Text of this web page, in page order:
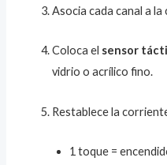
Asocia cada canal a
Coloca el sensor
vidrio o acrílico fino.
Restablece la
1 toque =